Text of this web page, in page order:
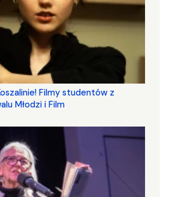
Filmy studentów z
Młodzi i Film